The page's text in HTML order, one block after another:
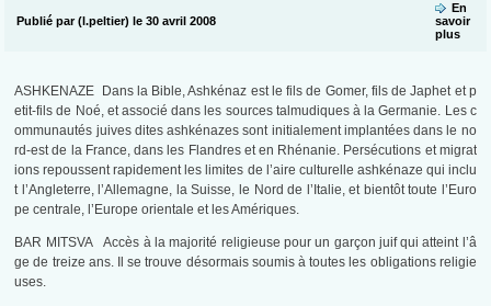
Publié par (l.peltier) le 30 avril 2008
En
savoir
plus
ASHKENAZE Dans la Bible, Ashkénaz est le fils de Gomer, fils de Japhet et p
etit-fils de Noé, et associé dans les sources talmudiques à la Germanie. Les c
ommunautés juives dites ashkénazes sont initialement implantées dans le no
rd-est de la France, dans les Flandres et en Rhénanie. Persécutions et migrat
ions repoussent rapidement les limites de l’aire culturelle ashkénaze qui inclu
t l’Angleterre, l’Allemagne, la Suisse, le Nord de l’Italie, et bientôt toute l’Euro
pe centrale, l’Europe orientale et les Amériques.
BAR MITSVA Accès à la majorité religieuse pour un garçon juif qui atteint l’â
ge de treize ans. Il se trouve désormais soumis à toutes les obligations religie
uses.